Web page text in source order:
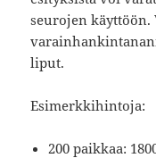
seurojen käyttöön.
liput.
Esimerkkihintoja:
200 paikkaa: